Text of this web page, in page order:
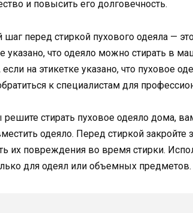
и повысить его долговечность.
перед стиркой пухового одеяла —
указано, что одеяло можно стирать в
на этикетке указано, что пуховое
к специалистам для
решите стирать пуховое одеяло дома,
одеяло. Перед стиркой
их повреждения во время стирки.
для одеял или объемных предметов.